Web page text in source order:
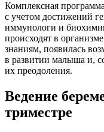
Комплексная
с учетом достижений
иммунологи и
происходят в
знаниям, появилась
в развитии малыша и,
их преодоления.
Ведение
триместре